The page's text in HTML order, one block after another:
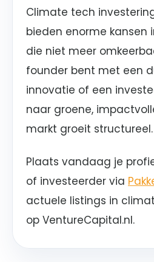
Climate tech
bieden enorme kansen
die niet meer
founder bent met een
innovatie of een
naar groene,
markt groeit structureel.
Plaats vandaag je
of investeerder via
actuele listings in
op VentureCapital.nl.